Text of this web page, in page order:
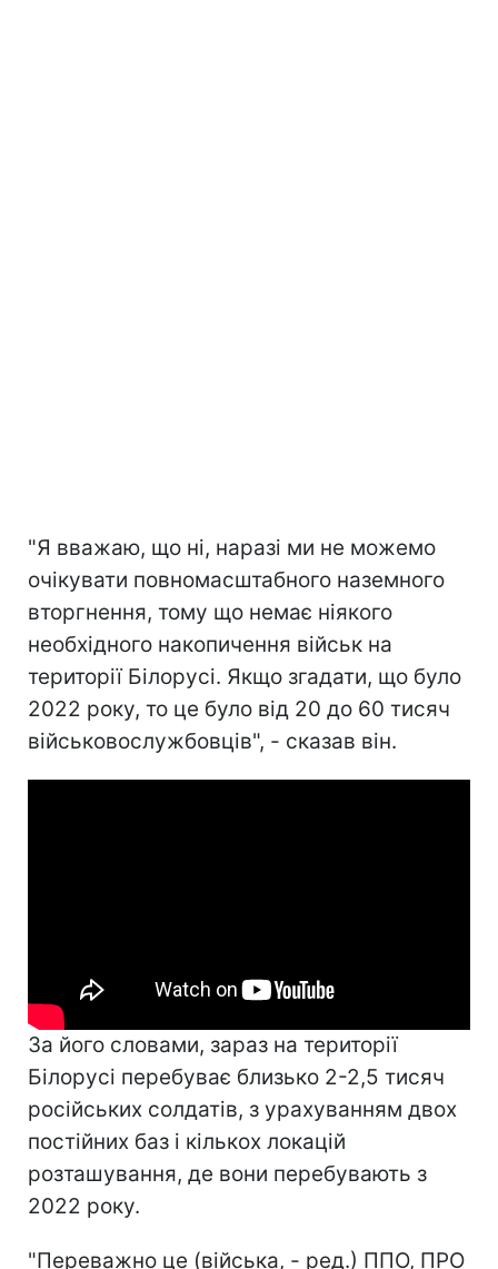
"Я вважаю, що ні, наразі ми не можемо
очікувати повномасштабного наземного
вторгнення, тому що немає ніякого
необхідного накопичення військ на
території Білорусі. Якщо згадати, що було
2022 року, то це було від 20 до 60 тисяч
військовослужбовців", - сказав він.
За його словами, зараз на території
Білорусі перебуває близько 2-2,5 тисяч
російських солдатів, з урахуванням двох
постійних баз і кількох локацій
розташування, де вони перебувають з
2022 року.
"Переважно це (війська, - ред.) ППО, ПРО